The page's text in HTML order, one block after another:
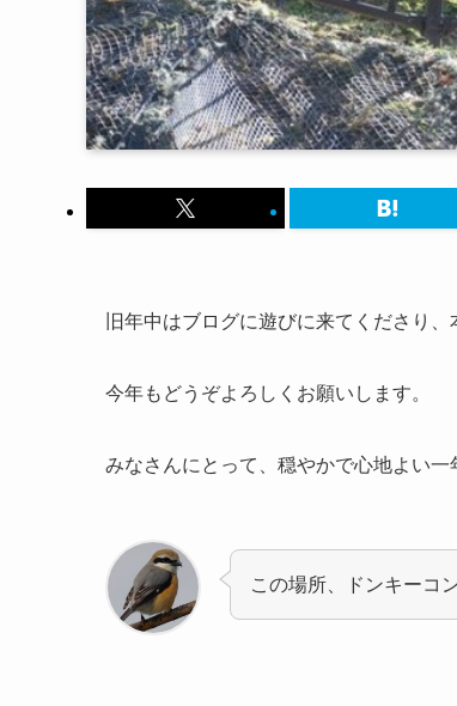
旧年中はブログに遊びに来てくださり
今年もどうぞよろしくお願いします。
みなさんにとって、穏やかで心地よい一
この場所、ドンキーコ